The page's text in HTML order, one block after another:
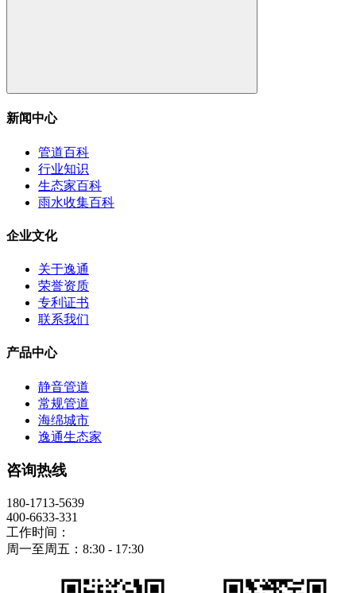
新闻中心
管道百科
行业知识
生态家百科
雨水收集百科
企业文化
关于逸通
荣誉资质
专利证书
联系我们
产品中心
静音管道
常规管道
海绵城市
逸通生态家
咨询热线
180-1713-5639
400-6633-331
工作时间：
周一至周五：8:30 - 17:30